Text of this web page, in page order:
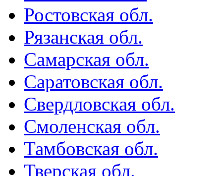
Ростовская обл.
Рязанская обл.
Самарская обл.
Саратовская обл.
Свердловская обл.
Смоленская обл.
Тамбовская обл.
Тверская обл.